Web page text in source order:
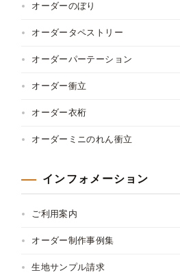
オーダーのぼり
オーダータペストリー
オーダーパーテーション
オーダー衝立
オーダー衣桁
オーダーミニのれん衝立
インフォメーション
ご利用案内
オーダー制作事例集
生地サンプル請求